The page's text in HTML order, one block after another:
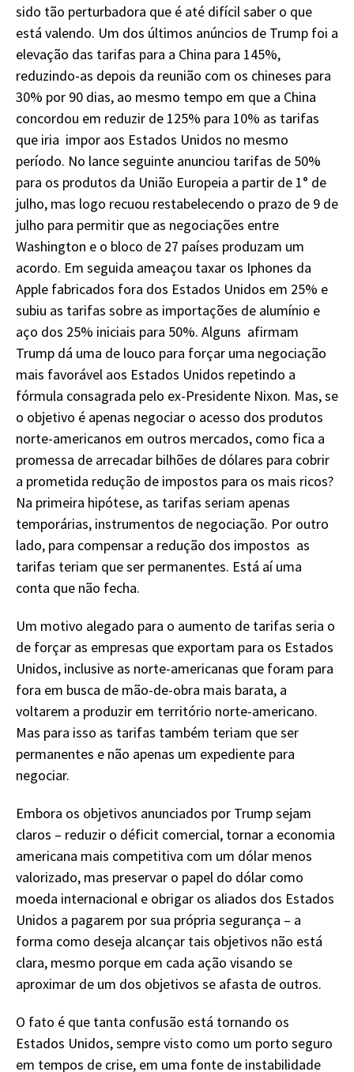
sido tão perturbadora que é até difícil saber o que
está valendo. Um dos últimos anúncios de Trump foi a
elevação das tarifas para a China para 145%,
reduzindo-as depois da reunião com os chineses para
30% por 90 dias, ao mesmo tempo em que a China
concordou em reduzir de 125% para 10% as tarifas
que iria impor aos Estados Unidos no mesmo
período. No lance seguinte anunciou tarifas de 50%
para os produtos da União Europeia a partir de 1° de
julho, mas logo recuou restabelecendo o prazo de 9 de
julho para permitir que as negociações entre
Washington e o bloco de 27 países produzam um
acordo. Em seguida ameaçou taxar os Iphones da
Apple fabricados fora dos Estados Unidos em 25% e
subiu as tarifas sobre as importações de alumínio e
aço dos 25% iniciais para 50%. Alguns afirmam
Trump dá uma de louco para forçar uma negociação
mais favorável aos Estados Unidos repetindo a
fórmula consagrada pelo ex-Presidente Nixon. Mas, se
o objetivo é apenas negociar o acesso dos produtos
norte-americanos em outros mercados, como fica a
promessa de arrecadar bilhões de dólares para cobrir
a prometida redução de impostos para os mais ricos?
Na primeira hipótese, as tarifas seriam apenas
temporárias, instrumentos de negociação. Por outro
lado, para compensar a redução dos impostos as
tarifas teriam que ser permanentes. Está aí uma
conta que não fecha.
Um motivo alegado para o aumento de tarifas seria o
de forçar as empresas que exportam para os Estados
Unidos, inclusive as norte-americanas que foram para
fora em busca de mão-de-obra mais barata, a
voltarem a produzir em território norte-americano.
Mas para isso as tarifas também teriam que ser
permanentes e não apenas um expediente para
negociar.
Embora os objetivos anunciados por Trump sejam
claros – reduzir o déficit comercial, tornar a economia
americana mais competitiva com um dólar menos
valorizado, mas preservar o papel do dólar como
moeda internacional e obrigar os aliados dos Estados
Unidos a pagarem por sua própria segurança – a
forma como deseja alcançar tais objetivos não está
clara, mesmo porque em cada ação visando se
aproximar de um dos objetivos se afasta de outros.
O fato é que tanta confusão está tornando os
Estados Unidos, sempre visto como um porto seguro
em tempos de crise, em uma fonte de instabilidade